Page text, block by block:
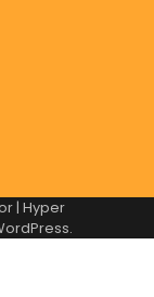
| Hyper
.